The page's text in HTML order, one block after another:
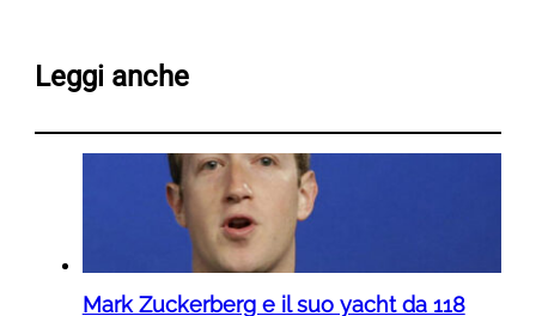
Leggi anche
Mark Zuckerberg e il suo yacht da 118